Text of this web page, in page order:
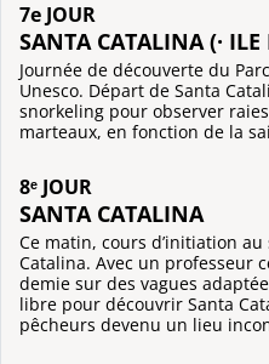
7e JOUR
SANTA CATALINA (· ILE
Journée de découverte du
Unesco. Départ de Santa
snorkeling pour observer
marteaux, en fonction de la
8ᵉ JOUR
SANTA CATALINA
Ce matin, cours d’initiation
Catalina. Avec un professeur
demie sur des vagues
libre pour découvrir Santa
pêcheurs devenu un lieu